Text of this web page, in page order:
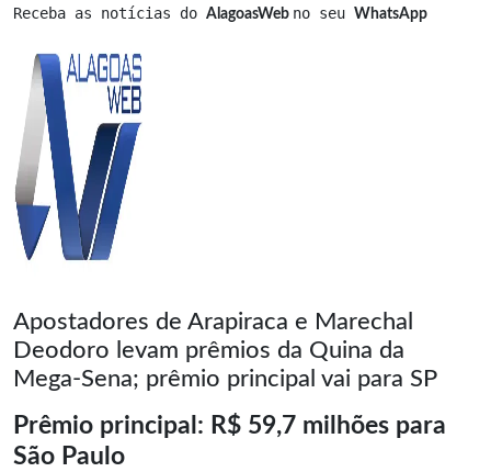
Receba as notícias do AlagoasWeb no seu WhatsApp
Apostadores de Arapiraca e Marechal
Deodoro levam prêmios da Quina da
Mega-Sena; prêmio principal vai para SP
Prêmio principal: R$ 59,7 milhões para
São Paulo